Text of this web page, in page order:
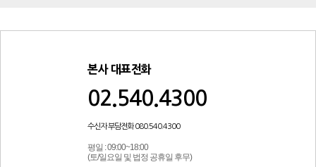
본사 대표전화
02.540.4300
수신자 부담전화 080.540.4300
평일 : 09:00~18:00
(토/일요일 및 법정 공휴일 후무)